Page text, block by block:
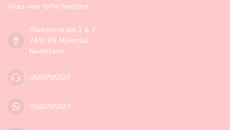
Alles voor toffe feestjes!
Stationsstraat 1 & 2
7443 BX Nijverdal
Nederland
0548785527
0548785527